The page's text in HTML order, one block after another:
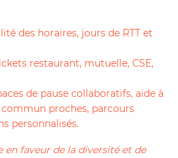
des horaires, jours de RTT et
restaurant, mutuelle, CSE,
de pause collaboratifs, aide à
proches, parcours
personnalisés.
en faveur de la diversité et de